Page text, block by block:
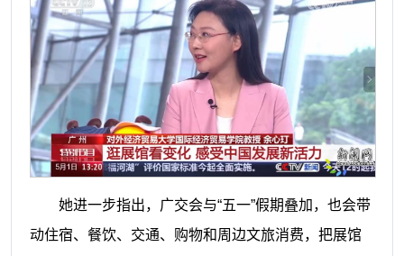
她进一步指出，广交会与“五一”假期叠加，也会带
动住宿、餐饮、交通、购物和周边文旅消费，把展馆